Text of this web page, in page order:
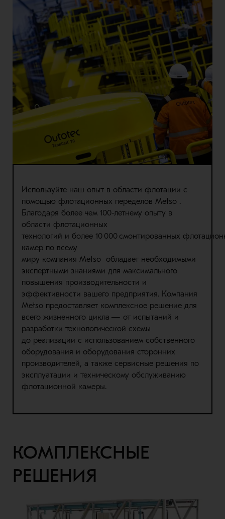
Используйте наш опыт в области флотации с
помощью флотационных переделов Metso .
Благодаря более чем 100-летнему опыту в
области флотационных
технологий и более 10 000 смонтированных
камер по всему
миру компания Metso обладает необходимыми
экспертными знаниями для максимального
повышения производительности и
эффективности вашего предприятия. Компания
Metso предоставляет комплексное решение для
всего жизненного цикла — от испытаний и
разработки технологической схемы
до реализации с использованием собственного
оборудования и оборудования сторонних
производителей, а также сервисные решения по
эксплуатации и техническому обслуживанию
флотационной камеры.
КОМПЛЕКСНЫЕ
РЕШЕНИЯ